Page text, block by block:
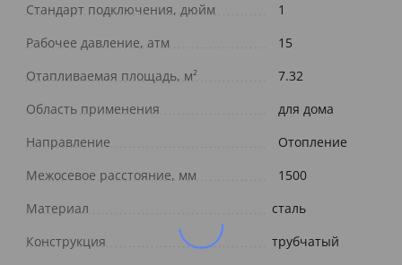
Стандарт подключения, дюйм
1
Рабочее давление, атм
15
Отапливаемая площадь, м²
7.32
Область применения
для дома
Направление
Отопление
Межосевое расстояние, мм
1500
Материал
сталь
Конструкция
трубчатый